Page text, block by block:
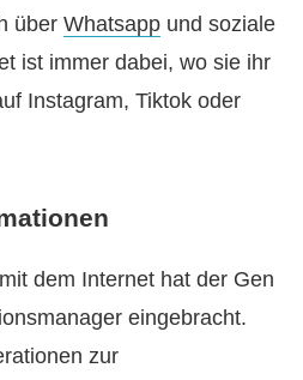
über Whatsapp und soziale
ist immer dabei, wo sie ihr
Instagram, Tiktok oder
dem Internet hat der Gen
eingebracht.
zur